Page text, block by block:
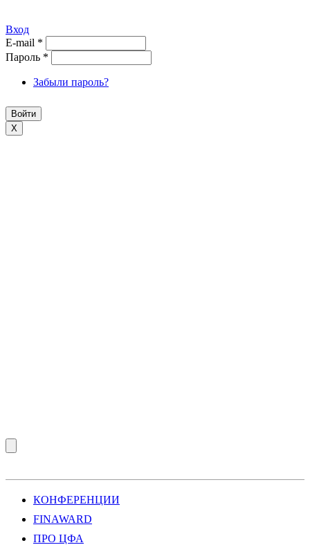
Вход
E-mail *
Пароль *
Забыли пароль?
X
КОНФЕРЕНЦИИ
FINAWARD
ПРО ЦФА